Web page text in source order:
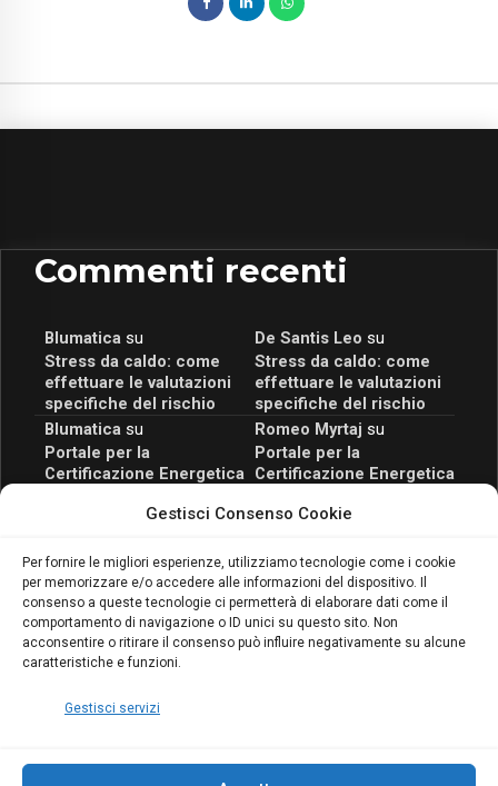
Gestisci Consenso Cookie
Per fornire le migliori esperienze, utilizziamo tecnologie come i cookie
per memorizzare e/o accedere alle informazioni del dispositivo. Il
consenso a queste tecnologie ci permetterà di elaborare dati come il
comportamento di navigazione o ID unici su questo sito. Non
acconsentire o ritirare il consenso può influire negativamente su alcune
caratteristiche e funzioni.
Gestisci servizi
Commenti recenti
Blumaticasu
Stress da caldo: come
effettuare le valutazioni
specifiche del rischio
De Santis Leo su
Stress da caldo: come
effettuare le valutazioni
specifiche del rischio
Blumaticasu
Portale per la
Certificazione Energetica
scopri il Corso Blumatica
Romeo Myrtaj su
Portale per la
Certificazione Energetica
scopri il Corso Blumatica
Blumaticasu
Coordinatore della
Sicurezza: cosa è
richiesto per abilitazione
e aggiornamento